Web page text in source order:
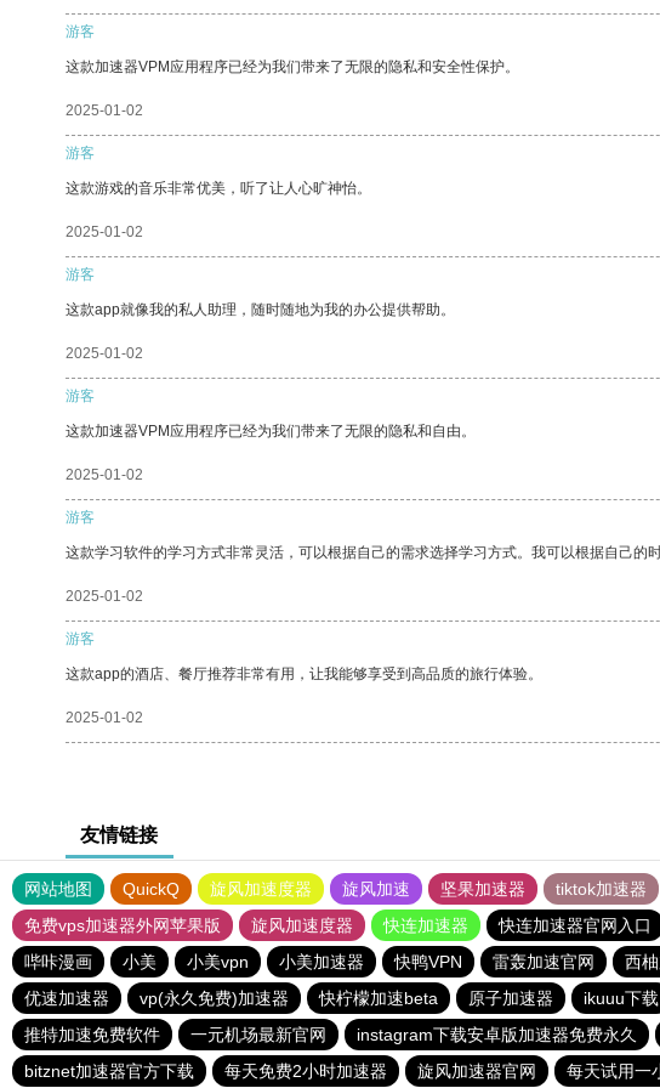
游客
这款加速器VPM应用程序已经为我们带来了无限的隐私和安全性保护。
2025-01-02
游客
这款游戏的音乐非常优美，听了让人心旷神怡。
2025-01-02
游客
这款app就像我的私人助理，随时随地为我的办公提供帮助。
2025-01-02
游客
这款加速器VPM应用程序已经为我们带来了无限的隐私和自由。
2025-01-02
游客
这款学习软件的学习方式非常灵活，可以根据自己的需求选择学习方式。我可以根据自己的
2025-01-02
游客
这款app的酒店、餐厅推荐非常有用，让我能够享受到高品质的旅行体验。
2025-01-02
友情链接
网站地图 QuickQ 旋风加速度器 旋风加速 坚果加速器 tiktok加速器
免费vps加速器外网苹果版
旋风加速度器 快连加速器 快连加速器官网入口
哔咔漫画
小美 小美vpn 小美加速器 快鸭VPN 雷轰加速官网 西
优速加速器
vp(永久免费)加速器 快柠檬加速beta 原子加速器 ikuuu下载
推特加速免费软件
一元机场最新官网 instagram下载安卓版加速器免费永久
bitznet加速器官方下载
每天免费2小时加速器 旋风加速器官网 每天试用一